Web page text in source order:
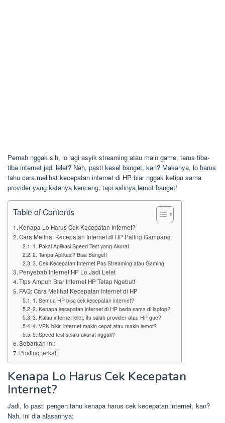
Pernah nggak sih, lo lagi asyik streaming atau main game, terus tiba-
tiba internet jadi lelet? Nah, pasti kesel banget, kan? Makanya, lo harus
tahu cara melihat kecepatan internet di HP biar nggak ketipu sama
provider yang katanya kenceng, tapi aslinya lemot banget!
Table of Contents
Kenapa Lo Harus Cek Kecepatan Internet?
Cara Melihat Kecepatan Internet di HP Paling Gampang
1. Pakai Aplikasi Speed Test yang Akurat
2. Tanpa Aplikasi? Bisa Banget!
3. Cek Kecepatan Internet Pas Streaming atau Gaming
Penyebab Internet HP Lo Jadi Lelet
Tips Ampuh Biar Internet HP Tetap Ngebut!
FAQ: Cara Melihat Kecepatan Internet di HP
1. Semua HP bisa cek kecepatan internet?
2. Kenapa kecepatan internet di HP beda sama di laptop?
3. Kalau internet lelet, itu salah provider atau HP gue?
4. VPN bikin internet makin cepat atau makin lemot?
5. Speed test selalu akurat nggak?
Sebarkan ini:
Posting terkait:
Kenapa Lo Harus Cek Kecepatan
Internet?
Jadi, lo pasti pengen tahu kenapa harus cek kecepatan internet, kan?
Nah, ini dia alasannya: